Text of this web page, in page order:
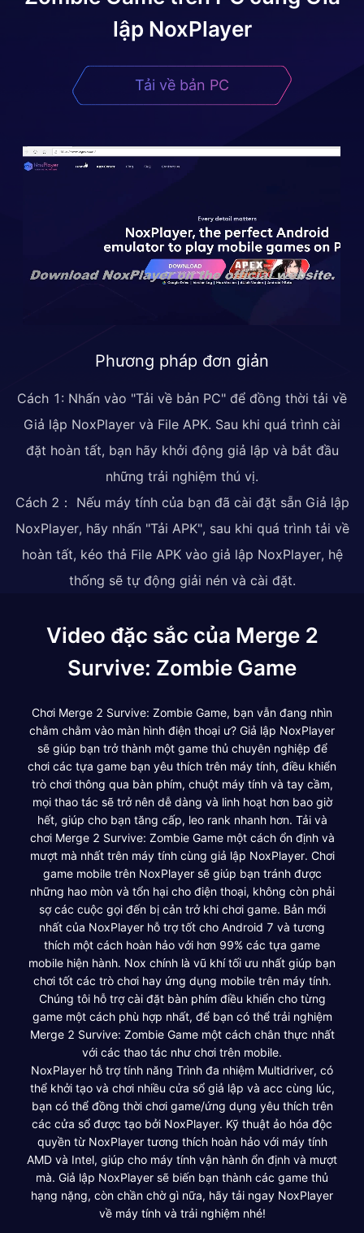
lập NoxPlayer
Tải về bản PC
Phương pháp đơn giản
Cách 1: Nhấn vào "Tải về bản PC" để đồng thời tải về
Giả lập NoxPlayer và File APK. Sau khi quá trình cài
đặt hoàn tất, bạn hãy khởi động giả lập và bắt đầu
những trải nghiệm thú vị.
Cách 2： Nếu máy tính của bạn đã cài đặt sẵn Giả lập
NoxPlayer, hãy nhấn "Tải APK", sau khi quá trình tải về
hoàn tất, kéo thả File APK vào giả lập NoxPlayer, hệ
thống sẽ tự động giải nén và cài đặt.
Video đặc sắc của Merge 2
Survive: Zombie Game
Chơi Merge 2 Survive: Zombie Game, bạn vẫn đang nhìn
chằm chằm vào màn hình điện thoại ư? Giả lập NoxPlayer
sẽ giúp bạn trở thành một game thủ chuyên nghiệp để
chơi các tựa game bạn yêu thích trên máy tính, điều khiển
trò chơi thông qua bàn phím, chuột máy tính và tay cầm,
mọi thao tác sẽ trở nên dễ dàng và linh hoạt hơn bao giờ
hết, giúp cho bạn tăng cấp, leo rank nhanh hơn. Tải và
chơi Merge 2 Survive: Zombie Game một cách ổn định và
mượt mà nhất trên máy tính cùng giả lập NoxPlayer. Chơi
game mobile trên NoxPlayer sẽ giúp bạn tránh được
những hao mòn và tổn hại cho điện thoại, không còn phải
sợ các cuộc gọi đến bị cản trở khi chơi game. Bản mới
nhất của NoxPlayer hỗ trợ tốt cho Android 7 và tương
thích một cách hoàn hảo với hơn 99% các tựa game
mobile hiện hành. Nox chính là vũ khí tối ưu nhất giúp bạn
chơi tốt các trò chơi hay ứng dụng mobile trên máy tính.
Chúng tôi hỗ trợ cài đặt bàn phím điều khiển cho từng
game một cách phù hợp nhất, để bạn có thể trải nghiệm
Merge 2 Survive: Zombie Game một cách chân thực nhất
với các thao tác như chơi trên mobile.
NoxPlayer hỗ trợ tính năng Trình đa nhiệm Multidriver, có
thể khởi tạo và chơi nhiều cửa sổ giả lập và acc cùng lúc,
bạn có thể đồng thời chơi game/ứng dụng yêu thích trên
các cửa sổ được tạo bởi NoxPlayer. Kỹ thuật ảo hóa độc
quyền từ NoxPlayer tương thích hoàn hảo với máy tính
AMD và Intel, giúp cho máy tính vận hành ổn định và mượt
mà. Giả lập NoxPlayer sẽ biến bạn thành các game thủ
hạng nặng, còn chần chờ gì nữa, hãy tải ngay NoxPlayer
về máy tính và trải nghiệm nhé!